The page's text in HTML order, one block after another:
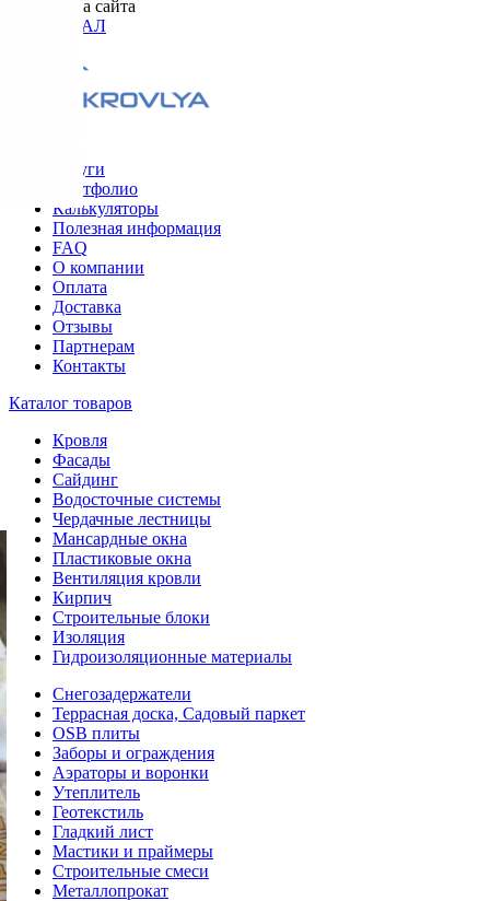
Разработка сайта
ОРИГИНАЛ
Услуги
Портфолио
Калькуляторы
Полезная информация
FAQ
О компании
Оплата
Доставка
Отзывы
Партнерам
Контакты
Каталог товаров
Кровля
Фасады
Сайдинг
Водосточные системы
Чердачные лестницы
Мансардные окна
Пластиковые окна
Вентиляция кровли
Кирпич
Строительные блоки
Изоляция
Гидроизоляционные материалы
Снегозадержатели
Террасная доска, Садовый паркет
OSB плиты
Заборы и ограждения
Аэраторы и воронки
Утеплитель
Геотекстиль
Гладкий лист
Мастики и праймеры
Строительные смеси
Металлопрокат